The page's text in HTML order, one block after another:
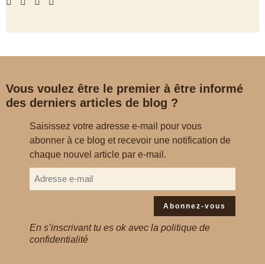
Vous voulez être le premier à être informé
des derniers articles de blog ?
Saisissez votre adresse e-mail pour vous
abonner à ce blog et recevoir une notification de
chaque nouvel article par e-mail.
Abonnez-vous
En s’inscrivant tu es ok avec la politique de
confidentialité